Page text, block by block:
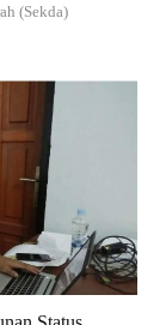
(Sekda)